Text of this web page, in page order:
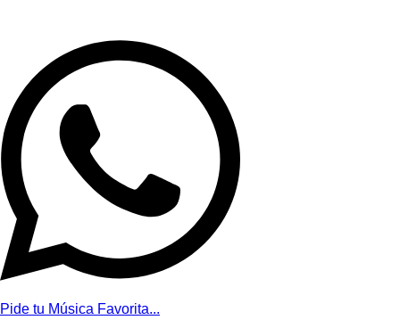
Pide tu Música Favorita...